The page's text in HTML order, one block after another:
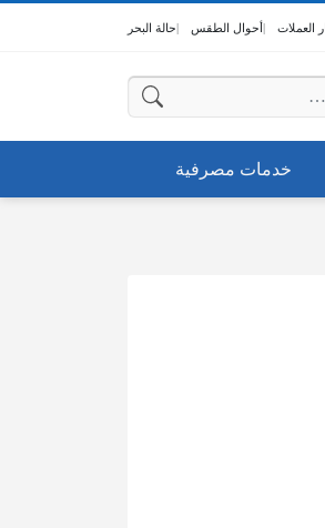
العملات أحوال الطقس حالة البحر
خدمات مصرفية